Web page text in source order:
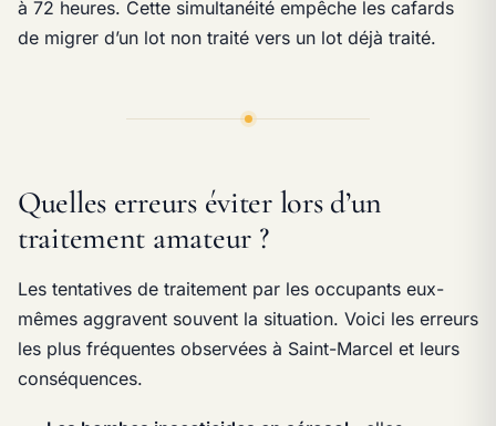
à 72 heures. Cette simultanéité empêche les cafards
de migrer d’un lot non traité vers un lot déjà traité.
Quelles erreurs éviter lors d’un
traitement amateur ?
Les tentatives de traitement par les occupants eux-
mêmes aggravent souvent la situation. Voici les erreurs
les plus fréquentes observées à Saint-Marcel et leurs
conséquences.